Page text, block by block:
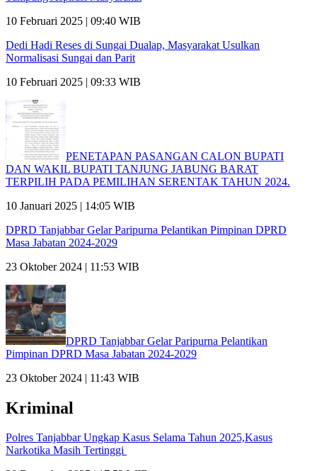
10 Februari 2025 | 09:40 WIB
Dedi Hadi Reses di Sungai Dualap, Masyarakat Usulkan
Normalisasi Sungai dan Parit
10 Februari 2025 | 09:33 WIB
PENETAPAN PASANGAN CALON BUPATI
DAN WAKIL BUPATI TANJUNG JABUNG BARAT
TERPILIH PADA PEMILIHAN SERENTAK TAHUN 2024.
10 Januari 2025 | 14:05 WIB
DPRD Tanjabbar Gelar Paripurna Pelantikan Pimpinan DPRD
Masa Jabatan 2024-2029
23 Oktober 2024 | 11:53 WIB
DPRD Tanjabbar Gelar Paripurna Pelantikan
Pimpinan DPRD Masa Jabatan 2024-2029
23 Oktober 2024 | 11:43 WIB
Kriminal
Polres Tanjabbar Ungkap Kasus Selama Tahun 2025,Kasus
Narkotika Masih Tertinggi